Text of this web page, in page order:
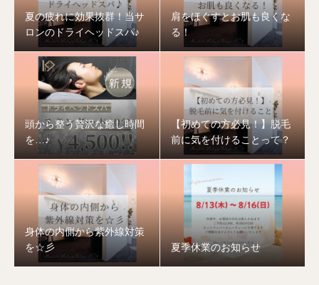
夏の疲れに効果抜群！当サ
ロンのドライヘッドスパ♪
肩をほぐすとお肌も良くな
る！
頭から整う贅沢な癒し時間
を…♪
【初めての方必見！】脱毛
前に気を付けることって？
身体の内側から紫外線対策
を☆彡
夏季休業のお知らせ